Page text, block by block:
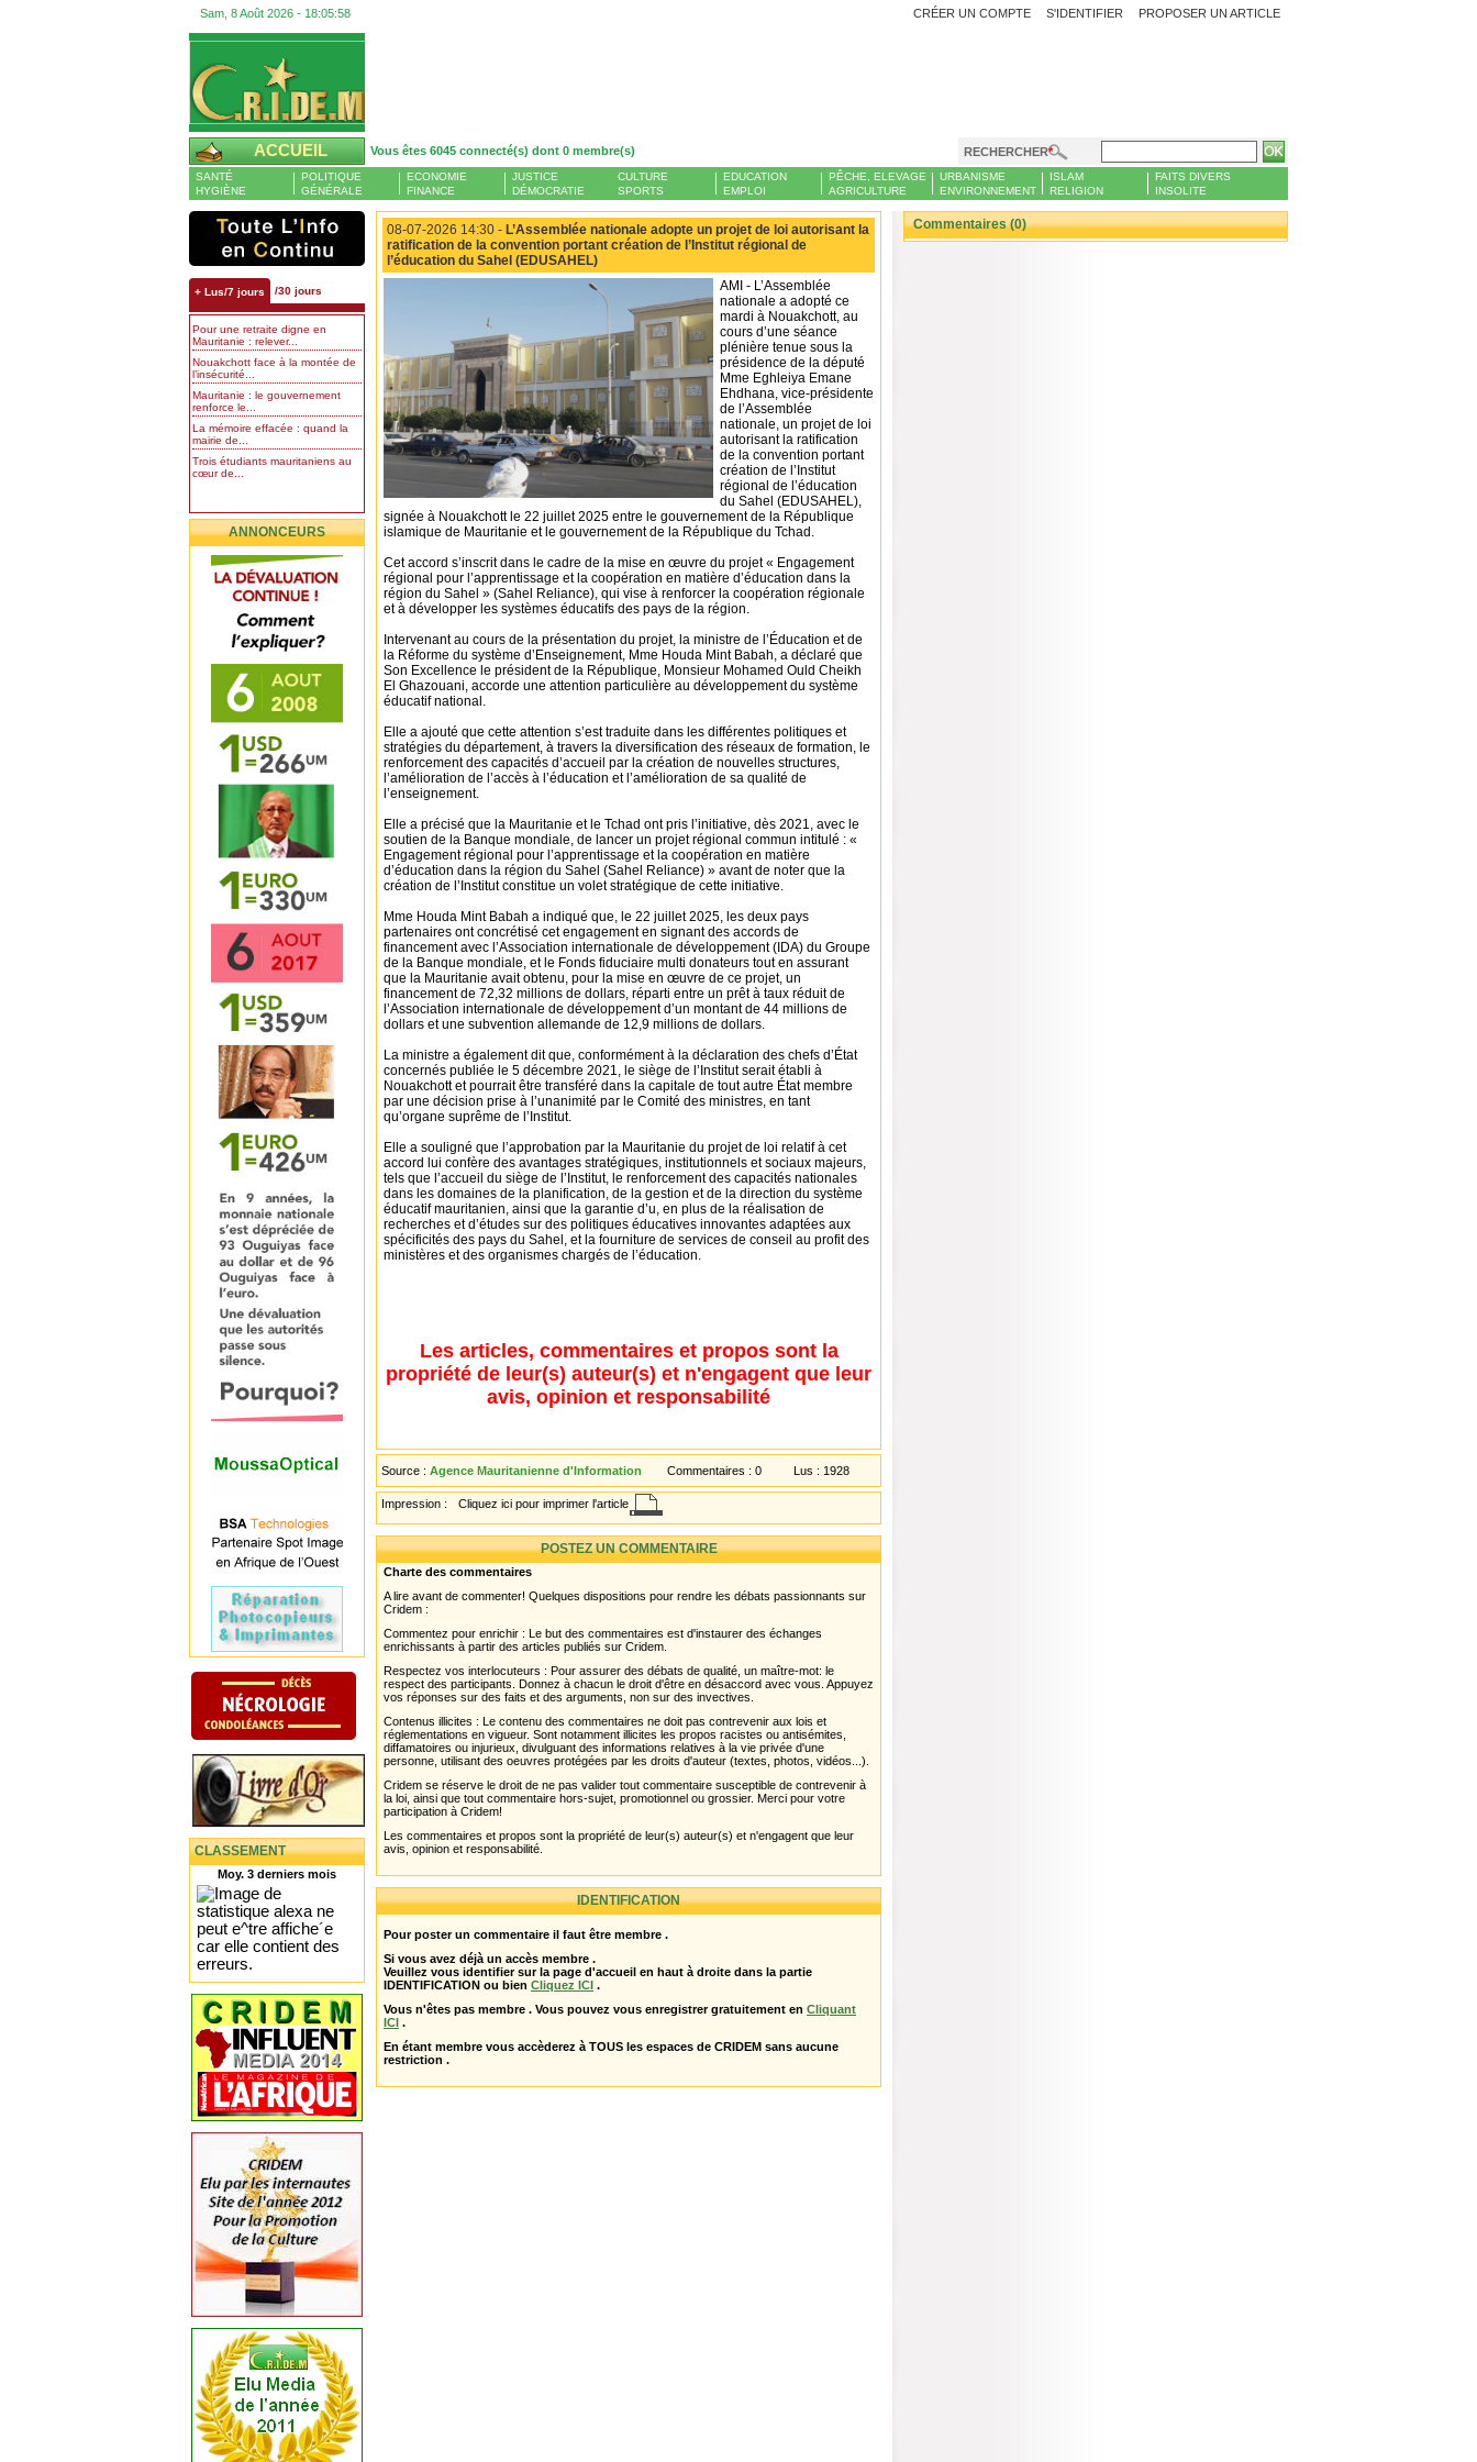
Sam, 8 Août 2026 - 18:05:59 PROPOSER UN ARTICLE
CRÉER UN COMPTE S'IDENTIFIER
ACCUEIL Vous êtes 6045 connecté(s) dont 0 membre(s) RECHERCHER
SANTÉ
HYGIÈNE
POLITIQUE
GÉNÉRALE
ECONOMIE
FINANCE
JUSTICE
DÉMOCRATIE
CULTURE
SPORTS
EDUCATION
EMPLOI
PÊCHE, ELEVAGE
AGRICULTURE
URBANISME
ENVIRONNEMENT
ISLAM
RELIGION
FAITS DIVERS
INSOLITE
+ Lus/7 jours /30 jours
Pour une retraite digne en
Mauritanie : relever...
Nouakchott face à la montée de
l’insécurité...
Mauritanie : le gouvernement
renforce le...
La mémoire effacée : quand la
mairie de...
Trois étudiants mauritaniens au
cœur de...
ANNONCEURS
CLASSEMENT
Moy. 3 derniers mois
08-07-2026 14:30 - L’Assemblée nationale adopte un projet de loi autorisant la
ratification de la convention portant création de l’Institut régional de
l’éducation du Sahel (EDUSAHEL)
AMI - L’Assemblée
nationale a adopté ce
mardi à Nouakchott, au
cours d’une séance
plénière tenue sous la
présidence de la député
Mme Eghleiya Emane
Ehdhana, vice-présidente
de l’Assemblée
nationale, un projet de loi
autorisant la ratification
de la convention portant
création de l’Institut
régional de l’éducation
du Sahel (EDUSAHEL),
signée à Nouakchott le 22 juillet 2025 entre le gouvernement de la République
islamique de Mauritanie et le gouvernement de la République du Tchad.
Cet accord s’inscrit dans le cadre de la mise en œuvre du projet « Engagement
régional pour l’apprentissage et la coopération en matière d’éducation dans la
région du Sahel » (Sahel Reliance), qui vise à renforcer la coopération régionale
et à développer les systèmes éducatifs des pays de la région.
Intervenant au cours de la présentation du projet, la ministre de l’Éducation et de
la Réforme du système d’Enseignement, Mme Houda Mint Babah, a déclaré que
Son Excellence le président de la République, Monsieur Mohamed Ould Cheikh
El Ghazouani, accorde une attention particulière au développement du système
éducatif national.
Elle a ajouté que cette attention s’est traduite dans les différentes politiques et
stratégies du département, à travers la diversification des réseaux de formation, le
renforcement des capacités d’accueil par la création de nouvelles structures,
l’amélioration de l’accès à l’éducation et l’amélioration de sa qualité de
l’enseignement.
Elle a précisé que la Mauritanie et le Tchad ont pris l’initiative, dès 2021, avec le
soutien de la Banque mondiale, de lancer un projet régional commun intitulé : «
Engagement régional pour l’apprentissage et la coopération en matière
d’éducation dans la région du Sahel (Sahel Reliance) » avant de noter que la
création de l’Institut constitue un volet stratégique de cette initiative.
Mme Houda Mint Babah a indiqué que, le 22 juillet 2025, les deux pays
partenaires ont concrétisé cet engagement en signant des accords de
financement avec l’Association internationale de développement (IDA) du Groupe
de la Banque mondiale, et le Fonds fiduciaire multi donateurs tout en assurant
que la Mauritanie avait obtenu, pour la mise en œuvre de ce projet, un
financement de 72,32 millions de dollars, réparti entre un prêt à taux réduit de
l’Association internationale de développement d’un montant de 44 millions de
dollars et une subvention allemande de 12,9 millions de dollars.
La ministre a également dit que, conformément à la déclaration des chefs d’État
concernés publiée le 5 décembre 2021, le siège de l’Institut serait établi à
Nouakchott et pourrait être transféré dans la capitale de tout autre État membre
par une décision prise à l’unanimité par le Comité des ministres, en tant
qu’organe suprême de l’Institut.
Elle a souligné que l’approbation par la Mauritanie du projet de loi relatif à cet
accord lui confère des avantages stratégiques, institutionnels et sociaux majeurs,
tels que l’accueil du siège de l’Institut, le renforcement des capacités nationales
dans les domaines de la planification, de la gestion et de la direction du système
éducatif mauritanien, ainsi que la garantie d’u, en plus de la réalisation de
recherches et d’études sur des politiques éducatives innovantes adaptées aux
spécificités des pays du Sahel, et la fourniture de services de conseil au profit des
ministères et des organismes chargés de l’éducation.
Les articles, commentaires et propos sont la
propriété de leur(s) auteur(s) et n'engagent que leur
avis, opinion et responsabilité
Source : Agence Mauritanienne d'Information Commentaires : 0 Lus : 1928
Impression : Cliquez ici pour imprimer l'article
POSTEZ UN COMMENTAIRE
Charte des commentaires
A lire avant de commenter! Quelques dispositions pour rendre les débats passionnants sur
Cridem :
Commentez pour enrichir : Le but des commentaires est d'instaurer des échanges
enrichissants à partir des articles publiés sur Cridem.
Respectez vos interlocuteurs : Pour assurer des débats de qualité, un maître-mot: le
respect des participants. Donnez à chacun le droit d'être en désaccord avec vous. Appuyez
vos réponses sur des faits et des arguments, non sur des invectives.
Contenus illicites : Le contenu des commentaires ne doit pas contrevenir aux lois et
réglementations en vigueur. Sont notamment illicites les propos racistes ou antisémites,
diffamatoires ou injurieux, divulguant des informations relatives à la vie privée d'une
personne, utilisant des oeuvres protégées par les droits d'auteur (textes, photos, vidéos...).
Cridem se réserve le droit de ne pas valider tout commentaire susceptible de contrevenir à
la loi, ainsi que tout commentaire hors-sujet, promotionnel ou grossier. Merci pour votre
participation à Cridem!
Les commentaires et propos sont la propriété de leur(s) auteur(s) et n'engagent que leur
avis, opinion et responsabilité.
IDENTIFICATION
Pour poster un commentaire il faut être membre .
Si vous avez déjà un accès membre .
Veuillez vous identifier sur la page d'accueil en haut à droite dans la partie
IDENTIFICATION ou bien Cliquez ICI .
Vous n'êtes pas membre . Vous pouvez vous enregistrer gratuitement en Cliquant
ICI .
En étant membre vous accèderez à TOUS les espaces de CRIDEM sans aucune
restriction .
Commentaires (0)